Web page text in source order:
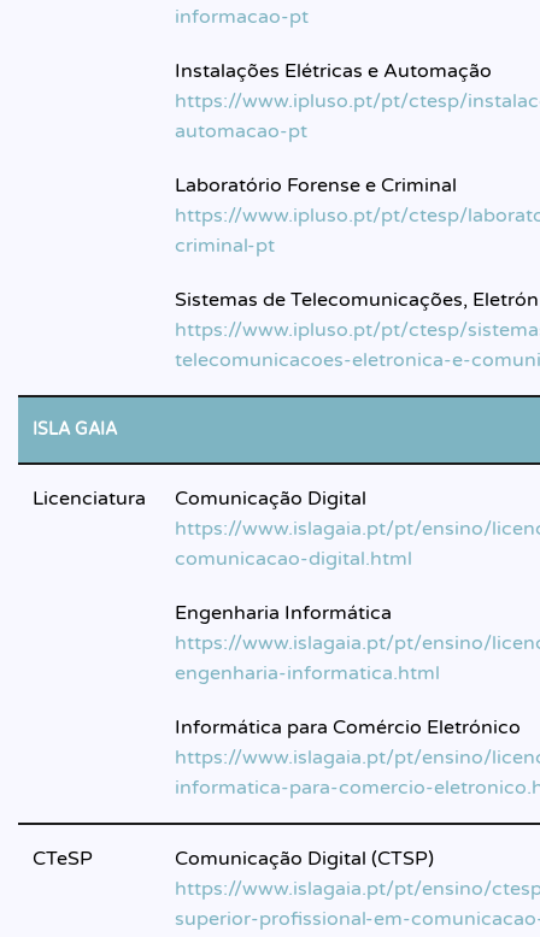
informacao-pt
Instalações Elétricas e Automação
https://www.ipluso.pt/pt/ctesp/
automacao-pt
Laboratório Forense e Criminal
https://www.ipluso.pt/pt/ctesp/
criminal-pt
Sistemas de Telecomunicações,
https://www.ipluso.pt/pt/ctesp/
telecomunicacoes-eletronica-e-
ISLA GAIA
Licenciatura
Comunicação Digital
https://www.islagaia.pt/pt/ensino/
comunicacao-digital.html
Engenharia Informática
https://www.islagaia.pt/pt/ensino/
engenharia-informatica.html
Informática para Comércio Eletrónico
https://www.islagaia.pt/pt/ensino/
informatica-para-comercio-
CTeSP
Comunicação Digital (CTSP)
https://www.islagaia.pt/pt/ensino/
superior-profissional-em-